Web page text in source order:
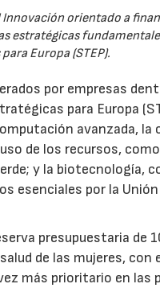
orientado a
estratégicas
Europa (STEP).
por empresas
para Europa
avanzada, la
de los recursos,
y la biotecnología,
esenciales por la Unión
presupuestaria de
de las mujeres, con
más prioritario en las